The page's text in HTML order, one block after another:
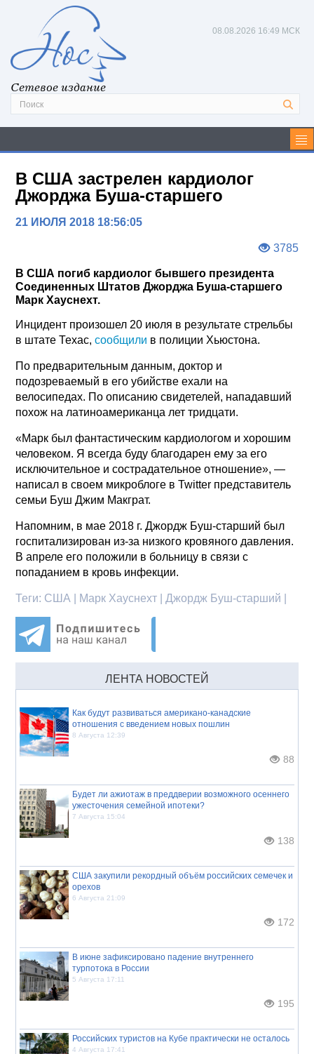
Сетевое издание
08.08.2026 16:49 МСК
В США застрелен кардиолог
Джорджа Буша-старшего
21 ИЮЛЯ 2018 18:56:05
3785
В США погиб кардиолог бывшего президента
Соединенных Штатов Джорджа Буша-старшего
Марк Хауснехт.
Инцидент произошел 20 июля в результате стрельбы
в штате Техас, сообщили в полиции Хьюстона.
По предварительным данным, доктор и
подозреваемый в его убийстве ехали на
велосипедах. По описанию свидетелей, нападавший
похож на латиноамериканца лет тридцати.
«Марк был фантастическим кардиологом и хорошим
человеком. Я всегда буду благодарен ему за его
исключительное и сострадательное отношение», —
написал в своем микроблоге в Twitter представитель
семьи Буш Джим Макграт.
Напомним, в мае 2018 г. Джордж Буш-старший был
госпитализирован из-за низкого кровяного давления.
В апреле его положили в больницу в связи с
попаданием в кровь инфекции.
Теги: США | Марк Хауснехт | Джордж Буш-старший |
ЛЕНТА НОВОСТЕЙ
Как будут развиваться американо-канадские
отношения с введением новых пошлин
8 Августа 12:39
88
Будет ли ажиотаж в преддверии возможного осеннего
ужесточения семейной ипотеки?
7 Августа 15:04
138
США закупили рекордный объём российских семечек и
орехов
6 Августа 21:09
172
В июне зафиксировано падение внутреннего
турпотока в России
5 Августа 17:11
195
Российских туристов на Кубе практически не осталось
4 Августа 17:41